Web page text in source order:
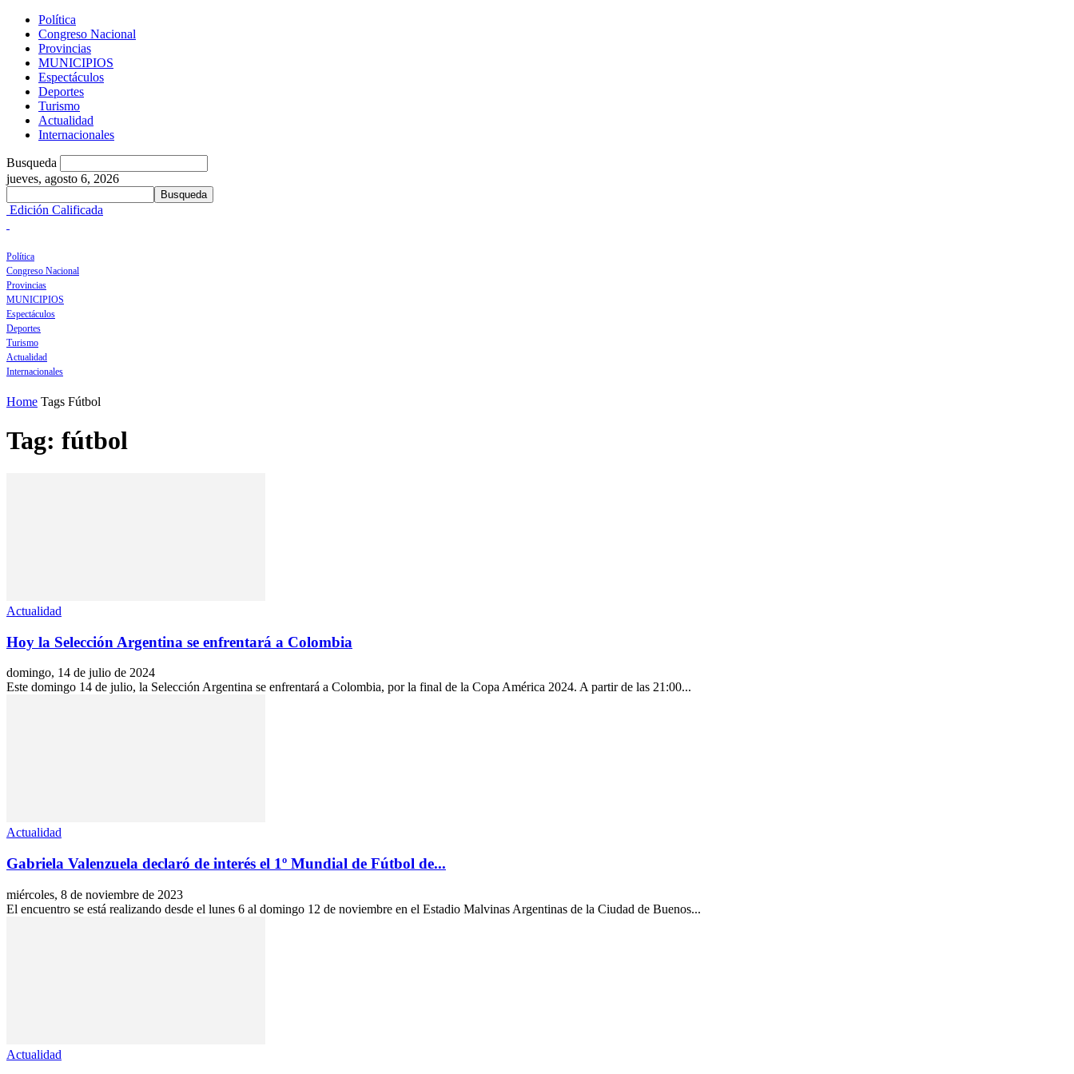
Política
Congreso Nacional
Provincias
MUNICIPIOS
Espectáculos
Deportes
Turismo
Actualidad
Internacionales
Busqueda
jueves, agosto 6, 2026
Edición Calificada
Política
Congreso Nacional
Provincias
MUNICIPIOS
Espectáculos
Deportes
Turismo
Actualidad
Internacionales
Home Tags Fútbol
Tag: fútbol
Actualidad
Hoy la Selección Argentina se enfrentará a Colombia
domingo, 14 de julio de 2024
Este domingo 14 de julio, la Selección Argentina se enfrentará a Colombia, por la final de la Copa América 2024. A partir de las 21:00...
Actualidad
Gabriela Valenzuela declaró de interés el 1º Mundial de Fútbol de...
miércoles, 8 de noviembre de 2023
El encuentro se está realizando desde el lunes 6 al domingo 12 de noviembre en el Estadio Malvinas Argentinas de la Ciudad de Buenos...
Actualidad